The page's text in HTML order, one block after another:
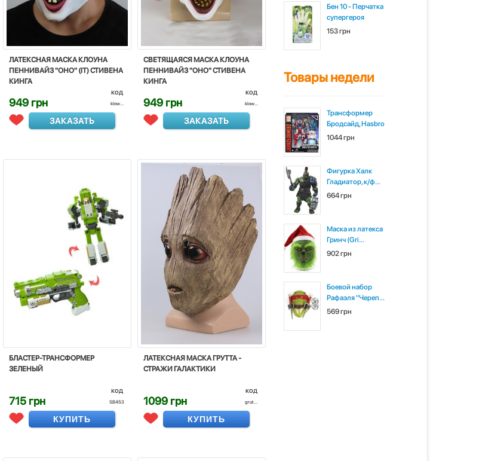
ЛАТЕКСНАЯ МАСКА КЛОУНА
ПЕННИВАЙЗ "ОНО" (IT) СТИВЕНА
КИНГА
949 грн
код
klow...
ЗАКАЗАТЬ
СВЕТЯЩАЯСЯ МАСКА КЛОУНА
ПЕННИВАЙЗ "ОНО" СТИВЕНА
КИНГА
949 грн
код
klow...
ЗАКАЗАТЬ
БЛАСТЕР-ТРАНСФОРМЕР
ЗЕЛЕНЫЙ
715 грн
код
SB453
КУПИТЬ
ЛАТЕКСНАЯ МАСКА ГРУТТА -
СТРАЖИ ГАЛАКТИКИ
1099 грн
код
grut...
КУПИТЬ
Бен 10 - Перчатка
супергероя
153 грн
Товары недели
Трансформер
Бродсайд, Hasbro
1044 грн
Фигурка Халк
Гладиатор, к/ф...
664 грн
Маска из латекса
Гринч (Gri...
902 грн
Боевой набор
Рафаэля "Череп...
569 грн